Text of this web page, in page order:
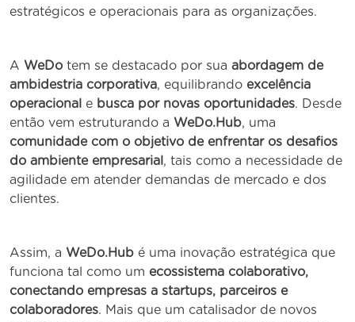
estratégicos e operacionais para as organizações.
A WeDo tem se destacado por sua abordagem de
ambidestria corporativa, equilibrando excelência
operacional
e busca por novas oportunidades. Desde
então vem estruturando a WeDo.Hub, uma
comunidade com o objetivo de enfrentar os desafios
do ambiente empresarial , tais como a necessidade de
agilidade em atender demandas de mercado e dos
clientes.
Assim, a WeDo.Hub é uma inovação estratégica que
funciona tal como um ecossistema colaborativo,
conectando empresas a startups, parceiros e
colaboradores. Mais que um catalisador de novos